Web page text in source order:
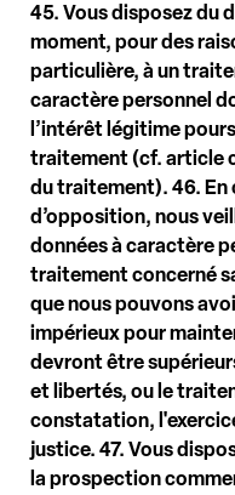
45. Vous disposez du
moment, pour des
particulière, à un
caractère personnel
l’intérêt légitime
traitement (cf. article
du traitement). 46. En
d’opposition, nous
données à caractère
traitement concerné
que nous pouvons
impérieux pour
devront être
et libertés, ou le
constatation,
justice. 47. Vous
la prospection